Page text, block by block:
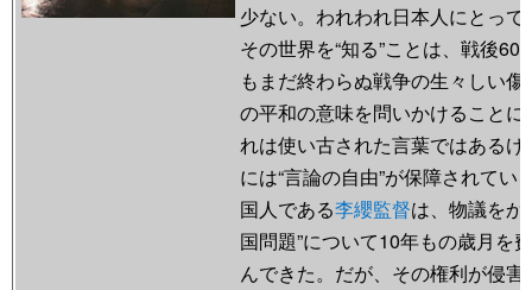
少ない。われわれ日本人にとっ
その世界を“知る”ことは、戦後60
もまだ終わらぬ戦争の生々しい
の平和の意味を問いかけること
れは使い古された言葉ではある
には“言論の自由”が保障されてい
国人である李纓監督は、物議をか
国問題”について10年もの歳月を
んできた。だが、その権利が侵